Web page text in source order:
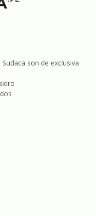
son de exclusiva